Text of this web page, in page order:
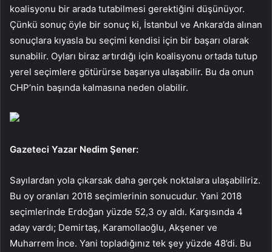
koalisyonu bir arada tutabilmesi gerektiğini düşünüyor.
Çünkü sonuç öyle bir sonuç ki, İstanbul ve Ankara’da alınan
sonuçlara kıyasla bu seçimi kendisi için bir başarı olarak
sunabilir. Oyları biraz artırdığı için koalisyonu ortada tutup
yerel seçimlere götürürse başarıya ulaşabilir. Bu da onun
CHP’nin başında kalmasına neden olabilir.
Gazeteci Yazar Nedim Şener:
Sayılardan yola çıkarsak daha gerçek noktalara ulaşabiliriz.
Bu oy oranları 2018 seçimlerinin sonucudur. Yani 2018
seçimlerinde Erdoğan yüzde 52,3 oy aldı. Karşısında 4
aday vardı; Demirtaş, Karamollaoğlu, Akşener ve
Muharrem İnce. Yani topladığınız tek şey yüzde 48’di. Bu